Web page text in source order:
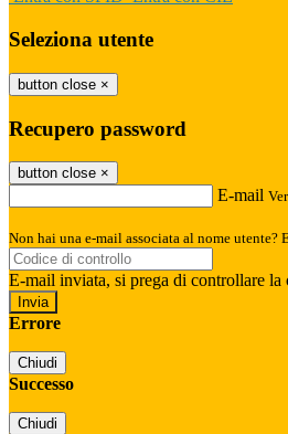
Seleziona utente
button close ×
Recupero password
button close ×
E-mail
Non hai una e-mail associata al nome utente?
E-mail inviata, si prega di controllare la
Errore
Chiudi
Successo
Chiudi